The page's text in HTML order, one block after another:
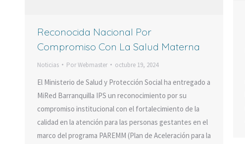
Reconocida Nacional Por
Compromiso Con La Salud Materna
Noticias PorWebmaster octubre 19, 2024
El Ministerio de Salud y Protección Social ha entregado a
MiRed Barranquilla IPS un reconocimiento por su
compromiso institucional con el fortalecimiento de la
calidad en la atención para las personas gestantes en el
marco del programa PAREMM (Plan de Aceleración para la